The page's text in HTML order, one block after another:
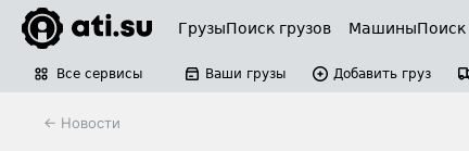
ГрузыПоиск грузов Машины
Все сервисы Ваши грузы Добавить груз
← Новости